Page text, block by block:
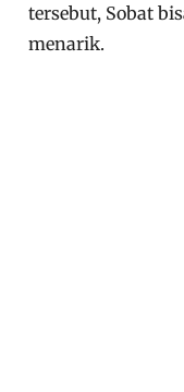
tersebut, Sobat
menarik.